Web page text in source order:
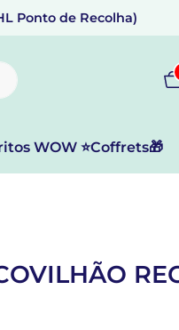
Ponto de Recolha)
WOW ⭐Coffrets🎁